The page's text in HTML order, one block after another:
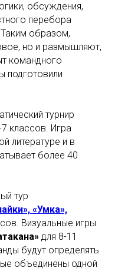
обсуждения,
перебора
Таким образом,
но и размышляют,
командного
подготовили
турнир
7 классов. Игра
литературе и в
более 40
тур
«Умка»,
Визуальные игры
для 8-11
будут определять
объединены одной